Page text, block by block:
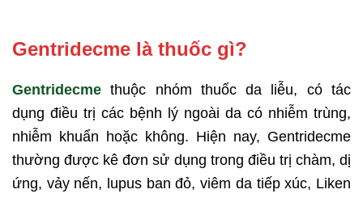
Gentridecme là thuốc gì?
Gentridecme thuộc nhóm thuốc da liễu, có tác
dụng điều trị các bệnh lý ngoài da có nhiễm trùng,
nhiễm khuẩn hoặc không. Hiện nay, Gentridecme
thường được kê đơn sử dụng trong điều trị chàm, dị
ứng, vảy nến, lupus ban đỏ, viêm da tiếp xúc, Liken